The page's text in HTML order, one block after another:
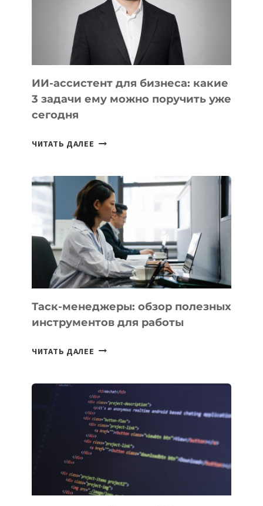
ОБРАЗОВАНИЕ
ТАДЖИКИСТАНА
ИИ-ассистент для бизнеса: какие
3 задачи ему можно поручить уже
сегодня
ЧИТАТЬ ДАЛЕЕ ИИ-
БИЗНЕСА:
КАКИЕ
3
ЗАДАЧИ
ЕМУ
МОЖНО
ПОРУЧИТЬ
УЖЕ
Таск-менеджеры: обзор полезных
инструментов для работы
ЧИТАТЬ ДАЛЕЕ ТАСК-
ПОЛЕЗНЫХ
ИНСТРУМЕНТОВ
ДЛЯ
РАБОТЫ